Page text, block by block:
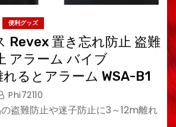
便利グッズ
Revex 置き忘れ防止 盗難
アラーム バイブ
るとアラーム WSA-B1
Phi72110
盗難防止や迷子防止に3～12m離れ